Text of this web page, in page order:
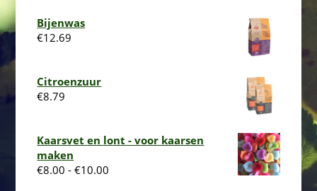
Bijenwas
€12.69
Citroenzuur
€8.79
Kaarsvet en lont - voor kaarsen
maken
€8.00 - €10.00